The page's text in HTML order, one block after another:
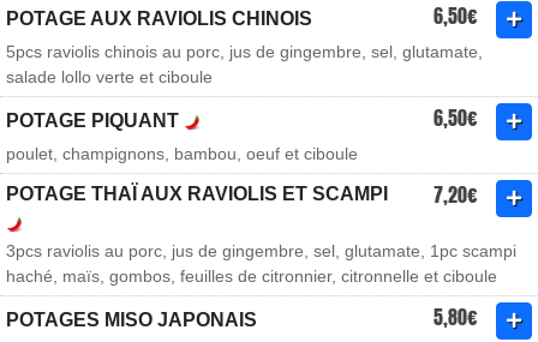
POTAGE AUX RAVIOLIS CHINOIS 6,50€
5pcs raviolis chinois au porc, jus de gingembre, sel, glutamate,
salade lollo verte et ciboule
POTAGE PIQUANT 6,50€
poulet, champignons, bambou, oeuf et ciboule
POTAGE THAÏ AUX RAVIOLIS ET SCAMPI 7,20€
3pcs raviolis au porc, jus de gingembre, sel, glutamate, 1pc scampi
haché, maïs, gombos, feuilles de citronnier, citronnelle et ciboule
POTAGES MISO JAPONAIS 5,80€